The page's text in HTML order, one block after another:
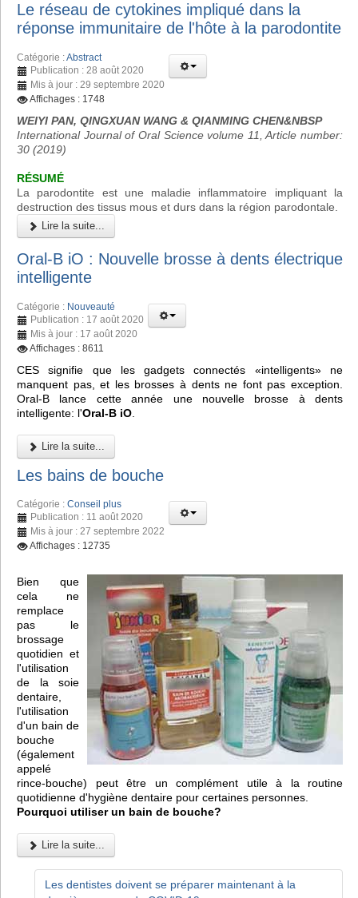
Le réseau de cytokines impliqué dans la
réponse immunitaire de l'hôte à la parodontite
Catégorie :Abstract
Publication : 28 août 2020
Mis à jour : 29 septembre 2020
Affichages : 1748
WEIYI PAN, QINGXUAN WANG & QIANMING CHEN&NBSP
International Journal of Oral Science volume 11, Article number:
30 (2019)
RÉSUMÉ
La parodontite est une maladie inflammatoire impliquant la
destruction des tissus mous et durs dans la région parodontale.
Lire la suite...
Oral-B iO : Nouvelle brosse à dents électrique
intelligente
Catégorie : Nouveauté
Publication : 17 août 2020
Mis à jour : 17 août 2020
Affichages : 8611
CES signifie que les gadgets connectés «intelligents» ne
manquent pas, et les brosses à dents ne font pas exception.
Oral-B lance cette année une nouvelle brosse à dents
intelligente: l'Oral-B iO
Lire la suite...
Les bains de bouche
Catégorie : Conseil plus
Publication : 11 août 2020
Mis à jour : 27 septembre 2022
Affichages : 12735
Bien que
cela ne
remplace
pas le
brossage
quotidien et
l'utilisation
de la soie
dentaire,
l'utilisation
d'un bain de
bouche
(également
appelé
rince-bouche) peut être un complément utile à la routine
quotidienne d'hygiène dentaire pour certaines personnes.
Pourquoi utiliser un bain de bouche?
Lire la suite...
Les dentistes doivent se préparer maintenant à la